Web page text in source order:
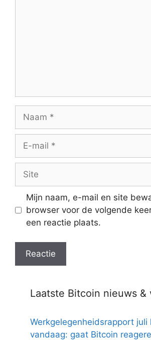
Naam
Site
Mijn naam, e-mail en site
browser voor de volgende
een reactie plaats.
Laatste Bitcoin nieuws &
Werkgelegenheidsrapport juli
vandaag: gaat Bitcoin